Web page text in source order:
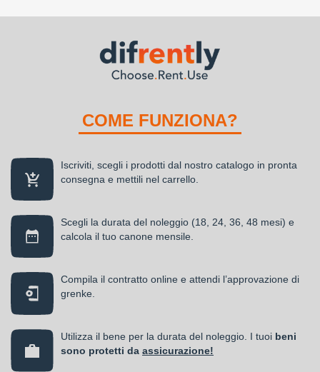
COME FUNZIONA?
Iscriviti, scegli i prodotti dal nostro catalogo in pronta
consegna e mettili nel carrello.
Scegli la durata del noleggio (18, 24, 36, 48 mesi) e
calcola il tuo canone mensile.
Compila il contratto online e attendi l’approvazione di
grenke.
Utilizza il bene per la durata del noleggio. I tuoi beni
sono protetti da assicurazione!